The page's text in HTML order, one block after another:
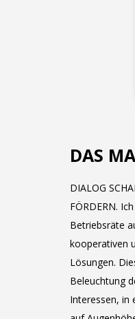
DAS
DIALOG
FÖRDERN.
Betriebsräte
kooperativen
Lösungen.
Beleuchtung
Interessen, in